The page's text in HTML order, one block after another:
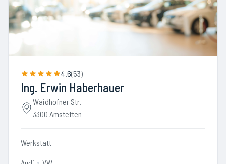
4.6(53)
Ing. Erwin Haberhauer
Waidhofner Str.
3300 Amstetten
Werkstatt